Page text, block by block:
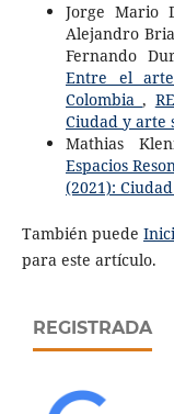
Jorge Mario
Alejandro
Fernando
Entre el
Colombia,
Ciudad y arte
Mathias
Espacios
(2021):
También puede
para este artículo.
REGISTRADA